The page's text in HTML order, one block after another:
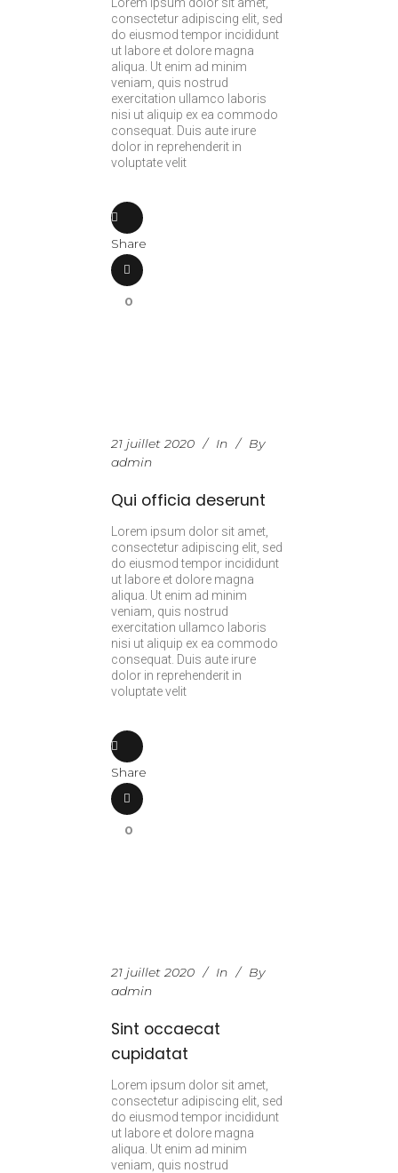
consectetur adipiscing elit, sed
do eiusmod tempor incididunt
ut labore et dolore magna
aliqua. Ut enim ad minim
veniam, quis nostrud
exercitation ullamco laboris
nisi ut aliquip ex ea commodo
consequat. Duis aute irure
dolor in reprehenderit in
voluptate velit
Share
0
21 juillet 2020 In
By
admin
Qui officia deserunt
Lorem ipsum dolor sit amet,
consectetur adipiscing elit, sed
do eiusmod tempor incididunt
ut labore et dolore magna
aliqua. Ut enim ad minim
veniam, quis nostrud
exercitation ullamco laboris
nisi ut aliquip ex ea commodo
consequat. Duis aute irure
dolor in reprehenderit in
voluptate velit
Share
0
21 juillet 2020 In
By
admin
Sint occaecat
cupidatat
Lorem ipsum dolor sit amet,
consectetur adipiscing elit, sed
do eiusmod tempor incididunt
ut labore et dolore magna
aliqua. Ut enim ad minim
veniam, quis nostrud